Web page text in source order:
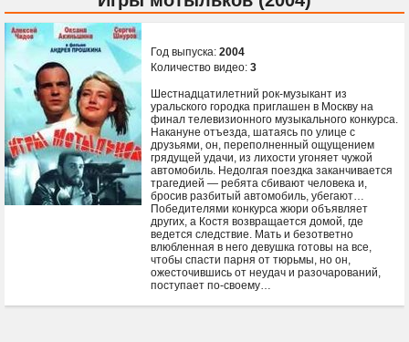
Год выпуска: 2004
Количество видео: 3
Шестнадцатилетний рок-музыкант из
уральского городка приглашен в Москву на
финал телевизионного музыкального конкурса.
Накануне отъезда, шатаясь по улице с
друзьями, он, переполненный ощущением
грядущей удачи, из лихости угоняет чужой
автомобиль. Недолгая поездка заканчивается
трагедией — ребята сбивают человека и,
бросив разбитый автомобиль, убегают…
Победителями конкурса жюри объявляет
других, а Костя возвращается домой, где
ведется следствие. Мать и безответно
влюбленная в него девушка готовы на все,
чтобы спасти парня от тюрьмы, но он,
ожесточившись от неудач и разочарований,
поступает по-своему…